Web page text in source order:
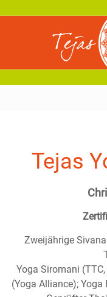
Tejas
Zweijährige
Yoga Siromani
(Yoga Alliance);